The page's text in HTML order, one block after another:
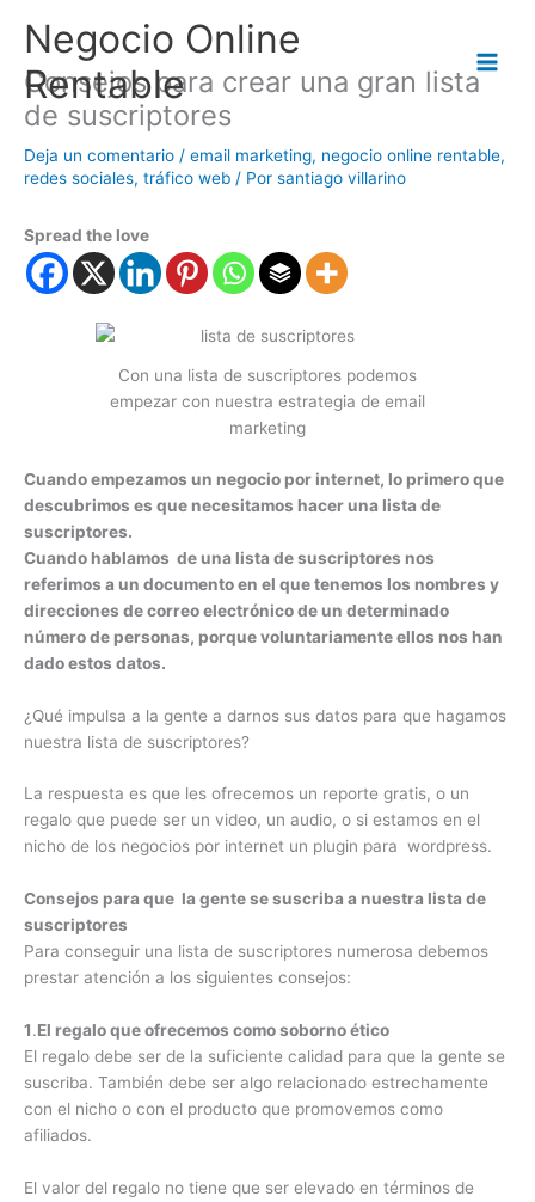
Negocio Online
Rentable
Consejos para crear una gran lista
de suscriptores
Deja un comentario / email marketing, negocio online rentable,
redes sociales, tráfico web / Por santiago villarino
Spread the love
Con una lista de suscriptores podemos
empezar con nuestra estrategia de email
marketing
Cuando empezamos un negocio por internet, lo primero que
descubrimos es que necesitamos hacer una lista de
suscriptores.
Cuando hablamos de una lista de suscriptores nos
referimos a un documento en el que tenemos los nombres y
direcciones de correo electrónico de un determinado
número de personas, porque voluntariamente ellos nos han
dado estos datos.
¿Qué impulsa a la gente a darnos sus datos para que hagamos
nuestra lista de suscriptores?
La respuesta es que les ofrecemos un reporte gratis, o un
regalo que puede ser un video, un audio, o si estamos en el
nicho de los negocios por internet un plugin para wordpress.
Consejos para que la gente se suscriba a nuestra lista de
suscriptores
Para conseguir una lista de suscriptores numerosa debemos
prestar atención a los siguientes consejos:
1.El regalo que ofrecemos como soborno ético
El regalo debe ser de la suficiente calidad para que la gente se
suscriba. También debe ser algo relacionado estrechamente
con el nicho o con el producto que promovemos como
afiliados.
El valor del regalo no tiene que ser elevado en términos de